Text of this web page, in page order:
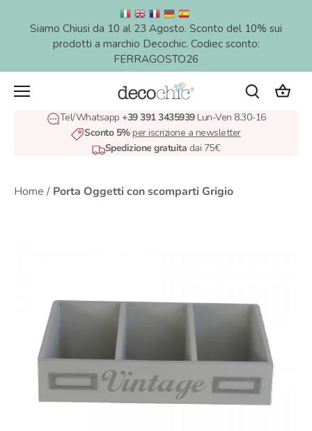
Siamo Chiusi da 10 al 23 Agosto. Sconto del 10% sui
prodotti a marchio Decochic. Codiec sconto:
FERRAGOSTO26
Tel/Whatsapp +39 391 3435939Lun-Ven 8.30-16
Sconto 5%per iscrizione a newsletter
Spedizione gratuita dai 75€
Home / Porta Oggetti con scomparti Grigio